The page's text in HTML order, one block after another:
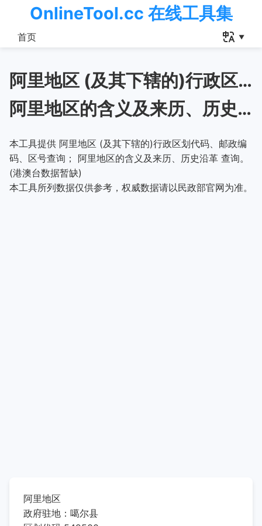
OnlineTool.cc 在线工具集
首页
阿里地区 (及其下辖的)行政区划代码、邮政编码、区号查询
阿里地区的含义及来历、历史沿革
本工具提供 阿里地区 (及其下辖的)行政区划代码、邮政编
码、区号查询； 阿里地区的含义及来历、历史沿革 查询。
(港澳台数据暂缺)
本工具所列数据仅供参考，权威数据请以民政部官网为准。
阿里地区
政府驻地：噶尔县